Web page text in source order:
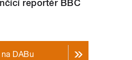
reportér BBC
DABu